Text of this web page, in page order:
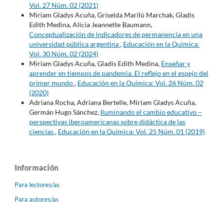
Vol. 27 Núm. 02 (2021)
Miriam Gladys Acuña, Griselda Marilú Marchak, Gladis
Edith Medina, Alicia Jeannette Baumann,
Conceptualización de indicadores de permanencia en una
universidad pública argentina, Educación en la Química:
Vol. 30 Núm. 02 (2024)
Miriam Gladys Acuña, Gladis Edith Medina, Enseñar y
aprender en tiempos de pandemia. El reflejo en el espejo del
primer mundo, Educación en la Química: Vol. 26 Núm. 02
(2020)
Adriana Rocha, Adriana Bertelle, Miriam Gladys Acuña,
Germán Hugo Sánchez, Iluminando el cambio educativo –
perspectivas iberoamericanas sobre didáctica de las
ciencias, Educación en la Química: Vol. 25 Núm. 01 (2019)
Información
Para lectores/as
Para autores/as